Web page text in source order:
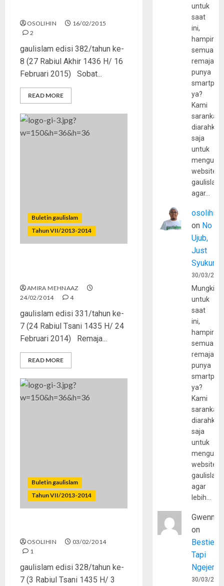
OSOLIHIN
16/02/2015
2
gaulislam edisi 382/tahun ke-
8 (27 Rabiul Akhir 1436 H/ 16
Februari 2015) Sobat...
READ MORE
Buletin gaulislam
Tahun VII/2013-2014
AMIRA MEHNAAZ
24/02/2014
4
gaulislam edisi 331/tahun ke-
7 (24 Rabiul Tsani 1435 H/ 24
Februari 2014) Remaja...
READ MORE
Buletin gaulislam
Tahun VII/2013-2014
OSOLIHIN
03/02/2014
1
gaulislam edisi 328/tahun ke-
7 (3 Rabiul Tsani 1435 H/ 3
untuk
saat
ini,
hampir
semua
remaja
punya
ya?
Kami
sarankan,
diarahkan
saja
untuk
website
agar…
osolihin
on No
Ujub,
Just
Syukur
30/03/
Mungkin
untuk
saat
ini,
hampir
semua
remaja
punya
ya?
Kami
sarankan,
diarahkan
saja
untuk
website
agar
lebih…
Gwenny
on
Bestie
Tapi
30/03/